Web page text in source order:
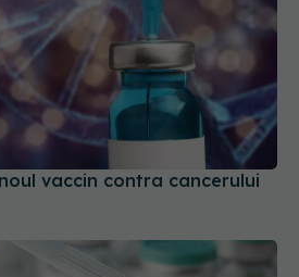
vaccin contra cancerului